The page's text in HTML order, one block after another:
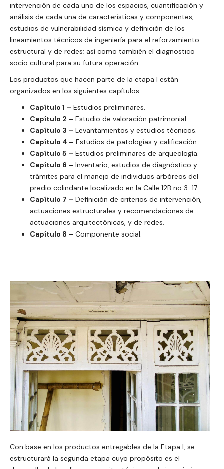
intervención de cada uno de los espacios, cuantificación y
análisis de cada una de características y componentes,
estudios de vulnerabilidad sísmica y definición de los
lineamientos técnicos de ingeniería para el reforzamiento
estructural y de redes; así como también el diagnostico
socio cultural para su futura operación.
Los productos que hacen parte de la etapa I están
organizados en los siguientes capítulos:
Capítulo 1 – Estudios preliminares.
Capítulo 2 – Estudio de valoración patrimonial.
Capítulo 3 – Levantamientos y estudios técnicos.
Capítulo 4 – Estudios de patologías y calificación.
Capítulo 5 – Estudios preliminares de arqueología.
Capítulo 6 – Inventario, estudios de diagnóstico y
trámites para el manejo de individuos arbóreos del
predio colindante localizado en la Calle 12B no 3-17.
Capítulo 7 – Definición de criterios de intervención,
actuaciones estructurales y recomendaciones de
actuaciones arquitectónicas, y de redes.
Capítulo 8 – Componente social.
Con base en los productos entregables de la Etapa I, se
estructurará la segunda etapa cuyo propósito es el